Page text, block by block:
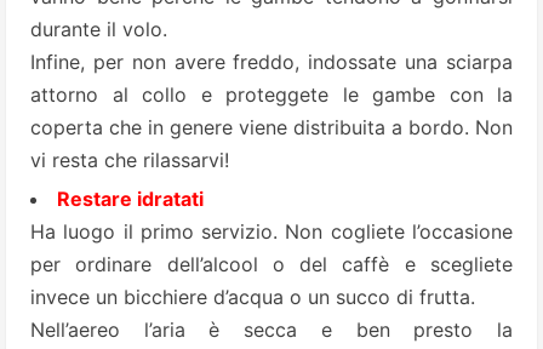
durante il volo.
Infine, per non avere freddo, indossate una sciarpa
attorno al collo e proteggete le gambe con la
coperta che in genere viene distribuita a bordo. Non
vi resta che rilassarvi!
Restare idratati
Ha luogo il primo servizio. Non cogliete l’occasione
per ordinare dell’alcool o del caffè e scegliete
invece un bicchiere d’acqua o un succo di frutta.
Nell’aereo l’aria è secca e ben presto la